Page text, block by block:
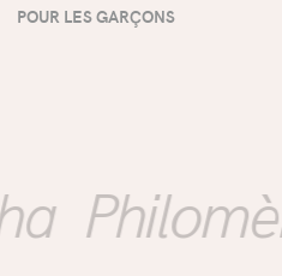
POUR LES GARÇONS
Philomène